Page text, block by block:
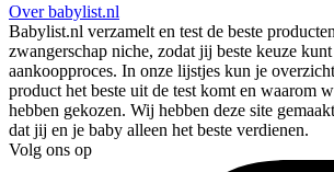
Over babylist.nl
Babylist.nl verzamelt en test de beste
zwangerschap niche, zodat jij beste keuze
aankoopproces. In onze lijstjes kun je
product het beste uit de test komt en waarom
hebben gekozen. Wij hebben deze site
dat jij en je baby alleen het beste verdienen.
Volg ons op